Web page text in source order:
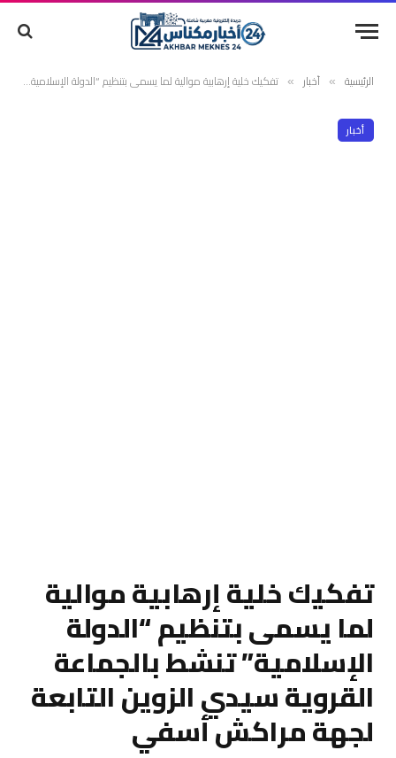
الرئيسية » أخبار » تفكيك خلية إرهابية موالية لما يسمى بتنظيم “الدولة الإسلامية” تنشط بالجماعة القروية سيدي الزوين التابعة لجهة مراكش أسفي
أخبار
تفكيك خلية إرهابية موالية
لما يسمى بتنظيم “الدولة
الإسلامية” تنشط بالجماعة
القروية سيدي الزوين التابعة
لجهة مراكش أسفي